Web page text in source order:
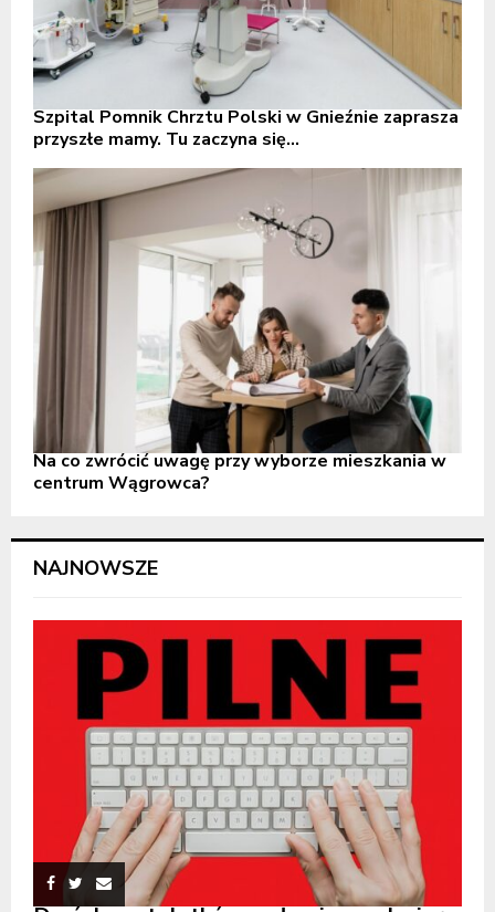
Szpital Pomnik Chrztu Polski w Gnieźnie zaprasza
przyszłe mamy. Tu zaczyna się...
Na co zwrócić uwagę przy wyborze mieszkania w
centrum Wągrowca?
NAJNOWSZE